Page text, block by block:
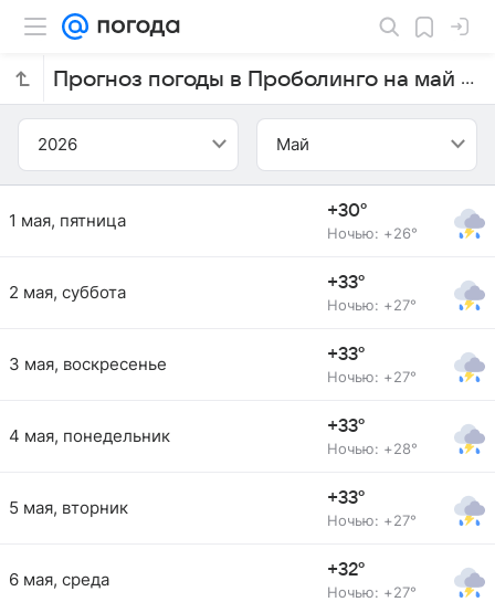
Прогноз погоды в Проболинго на май 2026 года
2026 Май
1 мая, пятница +30°
Ночью: +26°
2 мая, суббота +33°
Ночью: +27°
3 мая, воскресенье +33°
Ночью: +27°
4 мая, понедельник +33°
Ночью: +28°
5 мая, вторник +33°
Ночью: +27°
6 мая, среда +32°
Ночью: +27°